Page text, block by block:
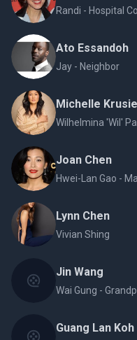
Randi - Hospital
Ato Essandoh
Jay - Neighbor
Michelle
Wilhelmina 'Wil'
Joan Chen
Hwei-Lan Gao - Ma
Lynn Chen
Vivian Shing
Jin Wang
Wai Gung -
Guang Lan Koh